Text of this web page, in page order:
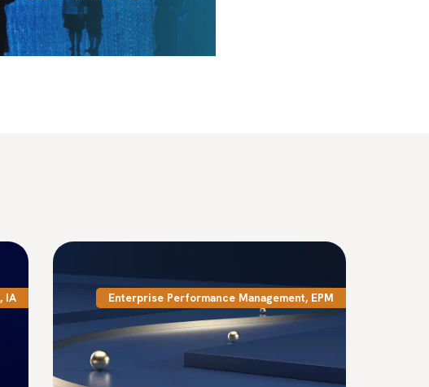
, IA Enterprise Performance Management, EPM